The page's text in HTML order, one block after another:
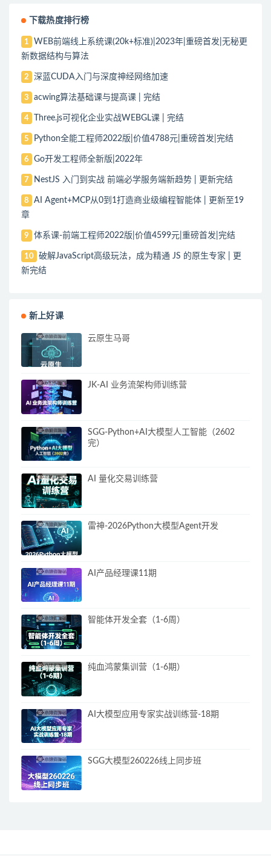
下载热度排行榜
1
WEB前端线上系统课(20k+标准)|2023年|重磅首发|无秘更
新数据结构与算法
2 深蓝CUDA入门与深度神经网络加速
3 acwing算法基础课与提高课 | 完结
4 Three.js可视化企业实战WEBGL课 | 完结
5 Python全能工程师2022版|价值4788元|重磅首发|完结
6 Go开发工程师全新版|2022年
7 NestJS 入门到实战 前端必学服务端新趋势 | 更新完结
8
AI Agent+MCP从0到1打造商业级编程智能体 | 更新至19
章
9 体系课-前端工程师2022版|价值4599元|重磅首发|完结
10
破解JavaScript高级玩法，成为精通 JS 的原生专家 | 更
新完结
新上好课
云原生马哥
JK-AI 业务流架构师训练营
SGG-Python+AI大模型人工智能（2602
完）
AI 量化交易训练营
雷神-2026Python大模型Agent开发
AI产品经理课11期
智能体开发全套（1-6周）
纯血鸿蒙集训营（1-6期）
AI大模型应用专家实战训练营-18期
SGG大模型260226线上同步班